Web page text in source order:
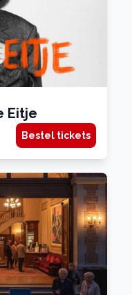
Eitje
Bestel tickets